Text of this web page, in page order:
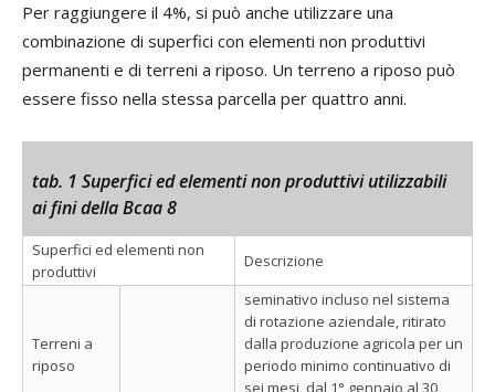
Per raggiungere il 4%, si può anche utilizzare una
combinazione di superfici con elementi non produttivi
permanenti e di terreni a riposo. Un terreno a riposo può
essere fisso nella stessa parcella per quattro anni.
tab. 1 Superfici ed elementi non produttivi utilizzabili
ai fini della Bcaa 8
Superfici ed elementi non
produttivi
Descrizione
Terreni a
riposo
seminativo incluso nel sistema
di rotazione aziendale, ritirato
dalla produzione agricola per un
periodo minimo continuativo di
sei mesi, dal 1° gennaio al 30